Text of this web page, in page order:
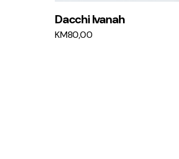
Dacchi Ivanah
KM80,00